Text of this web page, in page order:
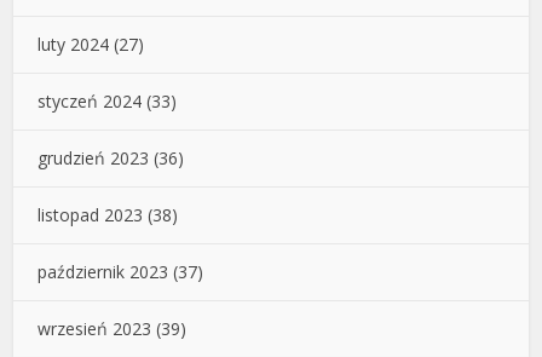
luty 2024 (27)
styczeń 2024 (33)
grudzień 2023 (36)
listopad 2023 (38)
październik 2023 (37)
wrzesień 2023 (39)